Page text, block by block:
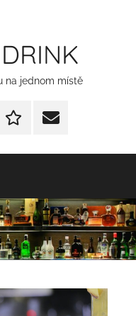
na jednom místě
Redakční
E-